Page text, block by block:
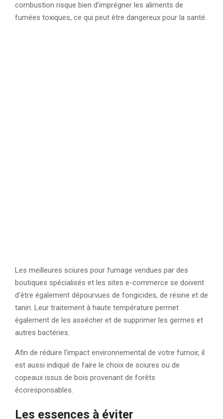
combustion risque bien d’imprégner les aliments de
fumées toxiques, ce qui peut être dangereux pour la santé.
Les meilleures sciures pour fumage vendues par des
boutiques spécialisés et les sites e-commerce se doivent
d’être également dépourvues de fongicides, de résine et de
tanin. Leur traitement à haute température permet
également de les assécher et de supprimer les germes et
autres bactéries.
Afin de réduire l’impact environnemental de votre fumoir, il
est aussi indiqué de faire le choix de sciures ou de
copeaux issus de bois provenant de forêts
écoresponsables.
Les essences à éviter